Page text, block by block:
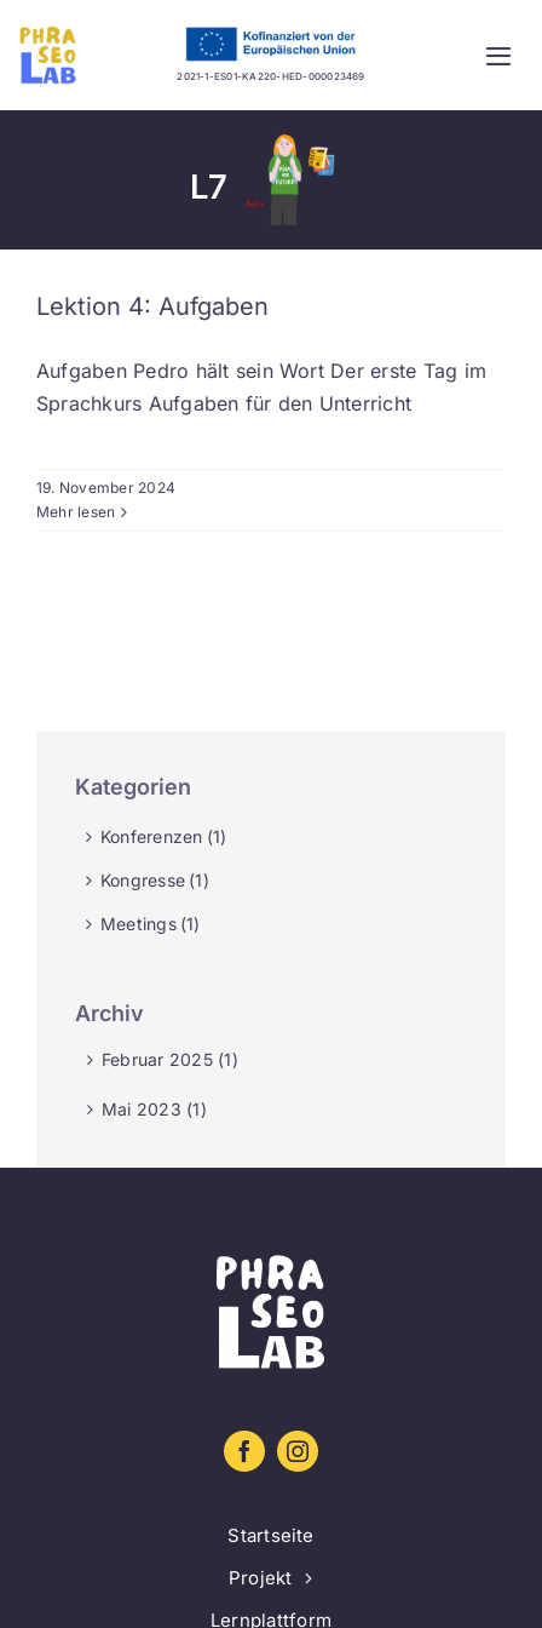
content
2021-1-ES01-KA220-HED-000023469
Projekt
Mehrsprachige Datenbank
L7
Lektion 4: Aufgaben
Aufgaben Pedro hält sein Wort Der erste Tag im
Sprachkurs Aufgaben für den Unterricht
19. November 2024
Mehr lesen
Kategorien
Konferenzen (1)
Kongresse (1)
Meetings (1)
Archiv
Februar 2025 (1)
Mai 2023 (1)
Startseite
Projekt
Lernplattform